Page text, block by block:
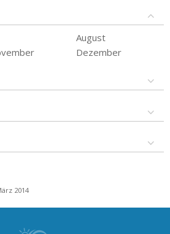
August
Dezember
2014